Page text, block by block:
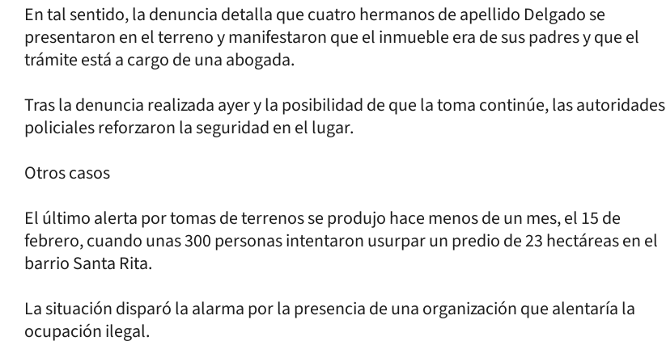
En tal sentido, la denuncia detalla que cuatro hermanos de apellido Delgado se
presentaron en el terreno y manifestaron que el inmueble era de sus padres y que el
trámite está a cargo de una abogada.
Tras la denuncia realizada ayer y la posibilidad de que la toma continúe, las autoridades
policiales reforzaron la seguridad en el lugar.
Otros casos
El último alerta por tomas de terrenos se produjo hace menos de un mes, el 15 de
febrero, cuando unas 300 personas intentaron usurpar un predio de 23 hectáreas en el
barrio Santa Rita.
La situación disparó la alarma por la presencia de una organización que alentaría la
ocupación ilegal.